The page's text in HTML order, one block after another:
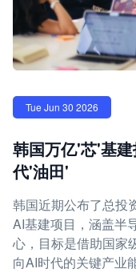
Tue Jun 30 2026
韩国万亿'芯'基
代'油田'
韩国近期公布了总投
AI基建项目，涵盖半
心，目标是借助国家
向AI时代的关键产业